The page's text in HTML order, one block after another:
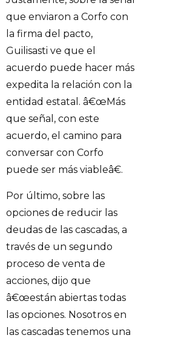
que enviaron a Corfo con
la firma del pacto,
Guilisasti ve que el
acuerdo puede hacer más
expedita la relación con la
entidad estatal. â€œMás
que señal, con este
acuerdo, el camino para
conversar con Corfo
puede ser más viableâ€.
Por último, sobre las
opciones de reducir las
deudas de las cascadas, a
través de un segundo
proceso de venta de
acciones, dijo que
â€œestán abiertas todas
las opciones. Nosotros en
las cascadas tenemos una